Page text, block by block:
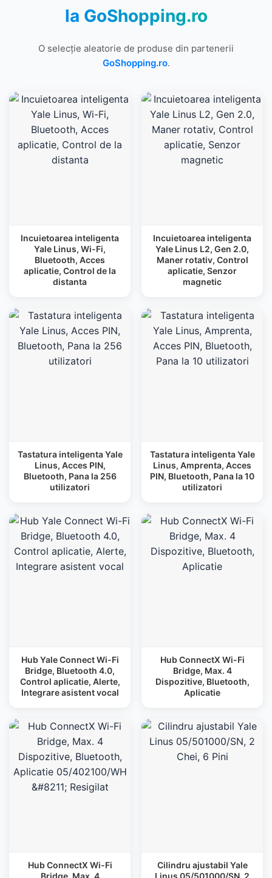
la GoShopping.ro
O selecție aleatorie de produse din partenerii
GoShopping.ro.
Incuietoarea inteligenta
Yale Linus, Wi-Fi,
Bluetooth, Acces
aplicatie, Control de la
distanta
Incuietoarea inteligenta
Yale Linus L2, Gen 2.0,
Maner rotativ, Control
aplicatie, Senzor
magnetic
Tastatura inteligenta Yale
Linus, Acces PIN,
Bluetooth, Pana la 256
utilizatori
Tastatura inteligenta Yale
Linus, Amprenta, Acces
PIN, Bluetooth, Pana la 10
utilizatori
Hub Yale Connect Wi-Fi
Bridge, Bluetooth 4.0,
Control aplicatie, Alerte,
Integrare asistent vocal
Hub ConnectX Wi-Fi
Bridge, Max. 4
Dispozitive, Bluetooth,
Aplicatie
Hub ConnectX Wi-Fi
Bridge, Max. 4
Cilindru ajustabil Yale
Linus 05/501000/SN, 2